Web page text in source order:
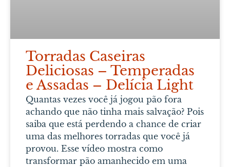
Torradas Caseiras
Deliciosas – Temperadas
e Assadas – Delícia Light
Quantas vezes você já jogou pão fora
achando que não tinha mais salvação? Pois
saiba que está perdendo a chance de criar
uma das melhores torradas que você já
provou. Esse vídeo mostra como
transformar pão amanhecido em uma